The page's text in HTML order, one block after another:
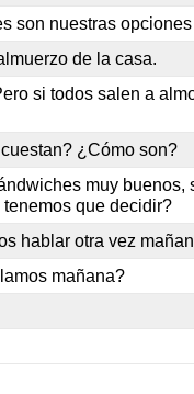
son nuestras
de la casa.
si todos salen a
¿Cómo son?
muy
que decidir?
hablar otra vez
mañana?